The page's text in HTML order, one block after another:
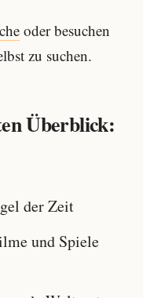
oder besuchen
zu suchen.
Überblick:
der Zeit
und Spiele